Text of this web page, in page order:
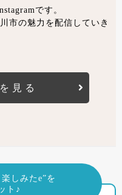
です。
市の魅力を配信していき
見る
しみたe”を
ト♪